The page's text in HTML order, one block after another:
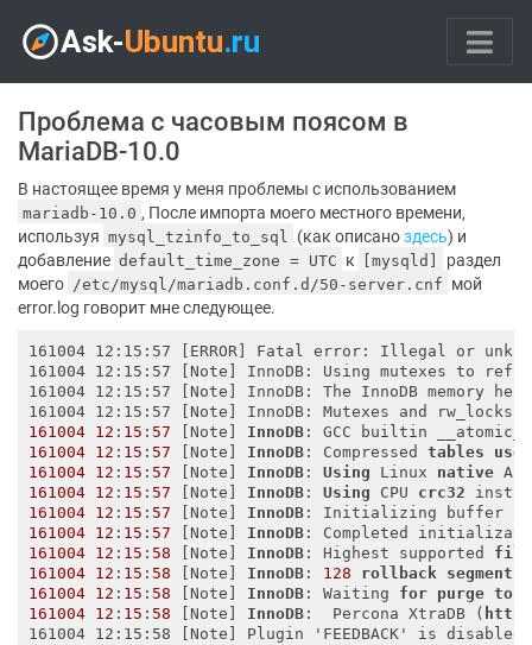
Проблема с часовым поясом в
MariaDB-10.0
В настоящее время у меня проблемы с использованием
mariadb-10.0 , После импорта моего местного времени,
используя mysql_tzinfo_to_sql (как описаноздесь) и
добавление default_time_zone = UTC к [mysqld]
раздел
моего /etc/mysql/mariadb.conf.d/50-server.cnf мой
error.log говорит мне следующее.
161004 12:15:57 [ERROR] Fatal error: Illegal or
161004 12:15:57 [Note] InnoDB: Using mutexes to ref
161004 12:15:57 [Note] InnoDB: The InnoDB memory
161004 12:15:57 [Note] InnoDB: Mutexes and rw_locks
161004 12 : 15 : 57 [Note] InnoDB : GCC builtin
161004 12 : 15 : 57 [Note] InnoDB : Compressed tables use
161004 12 : 15 : 57 [Note] InnoDB : Using Linux native
161004 12 : 15 : 57 [Note] InnoDB : Using CPU crc32
161004 12 : 15 : 57 [Note] InnoDB : Initializing buffer
161004 12 : 15 : 57 [Note] InnoDB : Completed
161004 12 : 15 : 58 [Note] InnoDB : Highest supported file
161004 12 : 15 : 58 [Note] InnoDB : 128 rollback segment
161004 12 : 15 : 58 [Note] InnoDB : Waiting for purge to
161004 12 : 15 : 58 [Note] InnoDB :  Percona XtraDB ( http
161004 12:15:58 [Note] Plugin 'FEEDBACK' is disabled.